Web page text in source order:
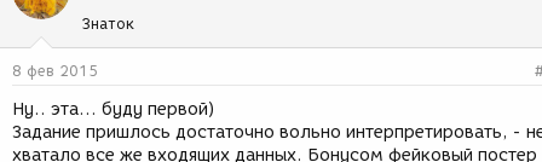
т
:
Знаток
8 фев 2015
Ну.. эта... буду первой)
Задание пришлось достаточно вольно интерпретировать, -
хватало все же входящих данных. Бонусом фейковый